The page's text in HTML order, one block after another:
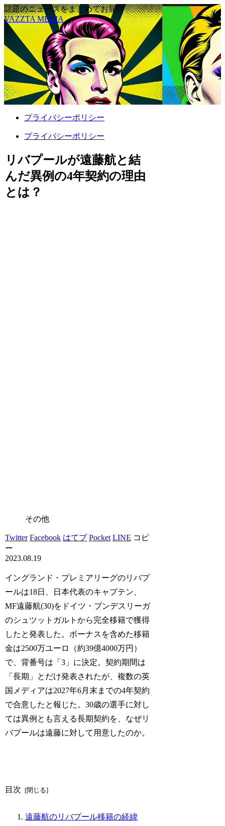
話題のニュースをまとめてお届け
VAZZTA MEDIA
プライバシーポリシー
プライバシーポリシー
リバプールが遠藤航と結
んだ異例の4年契約の理由
とは？
その他
Twitter Facebook はてブ Pocket LINE コピ
ー
2023.08.19
イングランド・プレミアリーグのリバプ
ールは18日、日本代表のキャプテン、
MF遠藤航(30)をドイツ・ブンデスリーガ
のシュツットガルトから完全移籍で獲得
したと発表した。ボーナスを含めた移籍
金は2500万ユーロ（約39億4000万円）
で、背番号は「3」に決定。契約期間は
「長期」とだけ発表されたが、複数の英
国メディアは2027年6月末までの4年契約
で合意したと報じた。30歳の選手に対し
ては異例とも言える長期契約を、なぜリ
バプールは遠藤に対して用意したのか。
目次
遠藤航のリバプール移籍の経緯